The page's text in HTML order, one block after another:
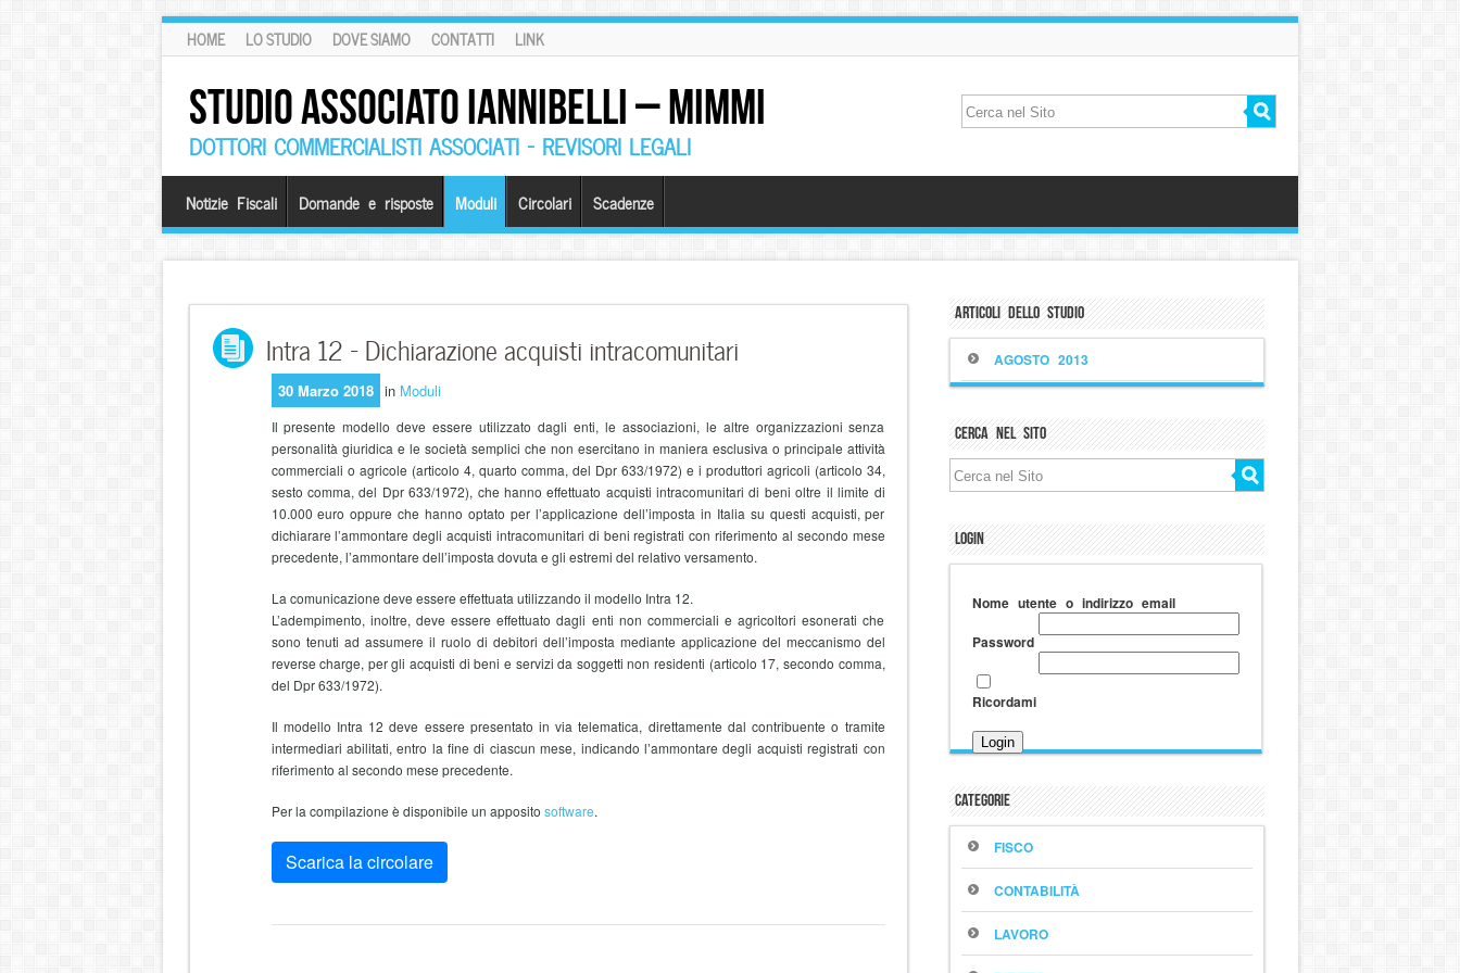
HOME LO STUDIO DOVE SIAMO CONTATTI LINK
STUDIO ASSOCIATO IANNIBELLI – MIMMI
DOTTORI COMMERCIALISTI ASSOCIATI – REVISORI LEGALI
Notizie Fiscali Domande e risposte Moduli Circolari Scadenze
Intra 12 – Dichiarazione acquisti intracomunitari
30 Marzo 2018 in Moduli
Il presente modello deve essere utilizzato dagli enti, le associazioni, le altre organizzazioni senza
personalità giuridica e le società semplici che non esercitano in maniera esclusiva o principale attività
commerciali o agricole (articolo 4, quarto comma, del Dpr 633/1972) e i produttori agricoli (articolo 34,
sesto comma, del Dpr 633/1972), che hanno effettuato acquisti intracomunitari di beni oltre il limite di
10.000 euro oppure che hanno optato per l’applicazione dell’imposta in Italia su questi acquisti, per
dichiarare l’ammontare degli acquisti intracomunitari di beni registrati con riferimento al secondo mese
precedente, l’ammontare dell’imposta dovuta e gli estremi del relativo versamento.
La comunicazione deve essere effettuata utilizzando il modello Intra 12.
L’adempimento, inoltre, deve essere effettuato dagli enti non commerciali e agricoltori esonerati che
sono tenuti ad assumere il ruolo di debitori dell’imposta mediante applicazione del meccanismo del
reverse charge, per gli acquisti di beni e servizi da soggetti non residenti (articolo 17, secondo comma,
del Dpr 633/1972).
Il modello Intra 12 deve essere presentato in via telematica, direttamente dal contribuente o tramite
intermediari abilitati, entro la fine di ciascun mese, indicando l’ammontare degli acquisti registrati con
riferimento al secondo mese precedente.
Per la compilazione è disponibile un apposito software.
Scarica la circolare
Articoli dello Studio
AGOSTO 2013
Cerca nel sito
Login
Nome utente o indirizzo email
Password
Ricordami
Categorie
FISCO
CONTABILITÀ
LAVORO